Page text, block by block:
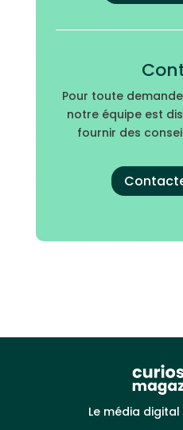
Pour toute
notre équipe est
fournir des
Le média